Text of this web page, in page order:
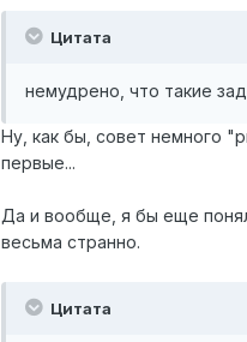
Цитата
немудрено, что такие
Ну, как бы, совет немного
первые...
Да и вообще, я бы еще
весьма странно.
Цитата